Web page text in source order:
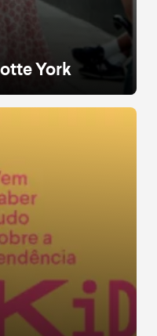
York
da cabeça aos pés,
York com certeza
Sex and the City
(e muito
de peças
e acessórios
novidades. O
[…]